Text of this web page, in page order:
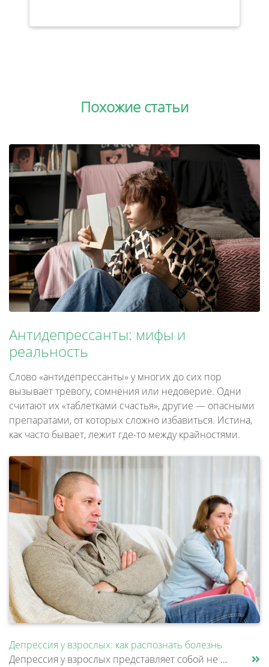
Похожие статьи
Антидепрессанты: мифы и
реальность
Слово «антидепрессанты» у многих до сих пор
вызывает тревогу, сомнения или недоверие. Одни
считают их «таблетками счастья», другие — опасными
препаратами, от которых сложно избавиться. Истина,
как часто бывает, лежит где-то между крайностями.
Депрессия у взрослых: как распознать болезнь
Депрессия у взрослых представляет собой не просто временное ухудшение настроения, а клиническое расстройство, затрагиваю......